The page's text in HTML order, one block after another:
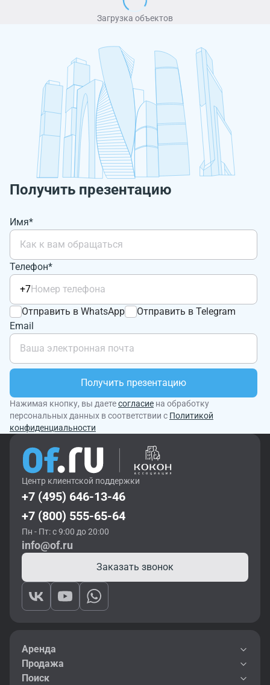
Загрузка объектов
Получить презентацию
Имя*
Телефон*
+7
Отправить в WhatsApp
Отправить в Telegram
Email
Получить презентацию
Нажимая кнопку, вы даетесогласие на обработку
персональных данных в соответствии с Политикой
конфиденциальности
Центр клиентской поддержки
+7 (495) 646-13-46
+7 (800) 555-65-64
Пн - Пт: с 9:00 до 20:00
info@of.ru
Заказать звонок
Аренда
Продажа
Поиск